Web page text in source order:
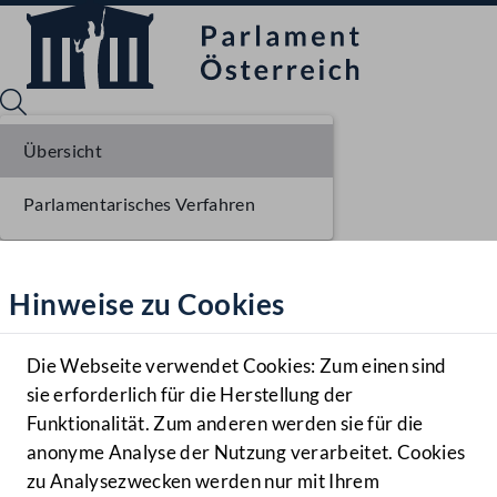
Hilfe
Benutzer
Navigationsmenü öffnen
MENÜ
Hinweise zu Cookies
Die Webseite verwendet Cookies: Zum einen sind
sie erforderlich für die Herstellung der
Funktionalität. Zum anderen werden sie für die
anonyme Analyse der Nutzung verarbeitet. Cookies
zu Analysezwecken werden nur mit Ihrem
Übersicht
Parlamentarisches Verfahren